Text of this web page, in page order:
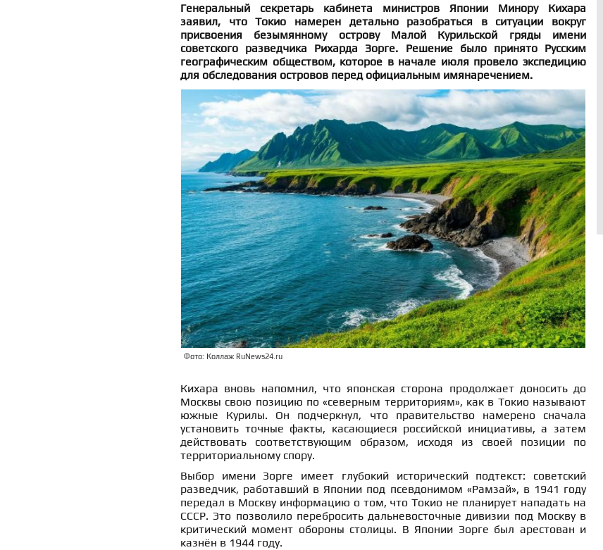
Генеральный секретарь кабинета министров Японии Минору Кихара
заявил, что Токио намерен детально разобраться в ситуации вокруг
присвоения безымянному острову Малой Курильской гряды имени
советского разведчика Рихарда Зорге. Решение было принято Русским
географическим обществом, которое в начале июля провело экспедицию
для обследования островов перед официальным имянаречением.
Фото: Коллаж RuNews24.ru
Кихара вновь напомнил, что японская сторона продолжает доносить до
Москвы свою позицию по «северным территориям», как в Токио называют
южные Курилы. Он подчеркнул, что правительство намерено сначала
установить точные факты, касающиеся российской инициативы, а затем
действовать соответствующим образом, исходя из своей позиции по
территориальному спору.
Выбор имени Зорге имеет глубокий исторический подтекст: советский
разведчик, работавший в Японии под псевдонимом «Рамзай», в 1941 году
передал в Москву информацию о том, что Токио не планирует нападать на
СССР. Это позволило перебросить дальневосточные дивизии под Москву в
критический момент обороны столицы. В Японии Зорге был арестован и
казнён в 1944 году.